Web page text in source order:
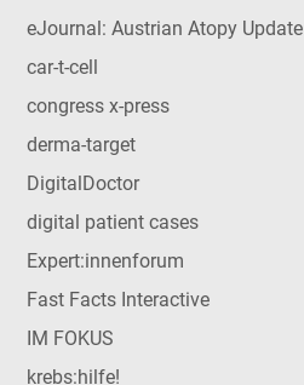
eJournal: Austrian Atopy Update
car-t-cell
congress x-press
derma-target
DigitalDoctor
digital patient cases
Expert:innenforum
Fast Facts Interactive
IM FOKUS
krebs:hilfe!